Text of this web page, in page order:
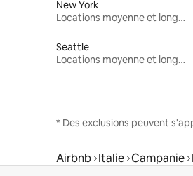
New York
Locations moyenne et longue durée
Seattle
Locations moyenne et longue durée
* Des exclusions peuvent
Airbnb Italie Campanie